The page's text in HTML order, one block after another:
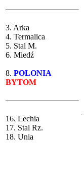
3. Arka
4. Termalica
5. Stal M.
6. Miedź
8. POLONIA
BYTOM
16. Lechia
17. Stal Rz.
18. Unia